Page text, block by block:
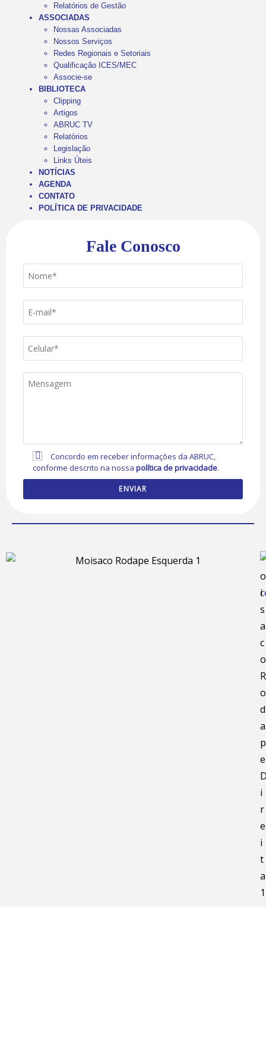
Relatórios de Gestão
ASSOCIADAS
Nossas Associadas
Nossos Serviços
Redes Regionais e Setoriais
Qualificação ICES/MEC
Associe-se
BIBLIOTECA
Clipping
Artigos
ABRUC TV
Relatórios
Legislação
Links Úteis
NOTÍCIAS
AGENDA
CONTATO
POLÍTICA DE PRIVACIDADE
Fale Conosco
Concordo em receber informações da ABRUC,
conforme descrito na nossapolítica de privacidade.